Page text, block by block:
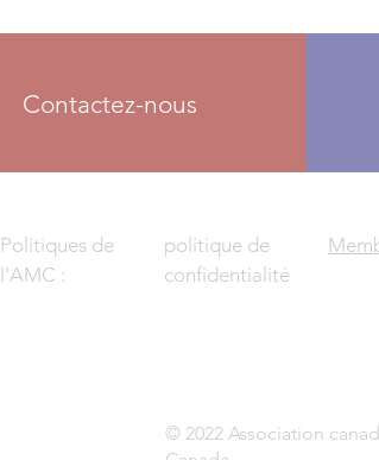
Contactez-nous
Politiques de
l'AMC :
politique de
confidentialité
© 2022 Association